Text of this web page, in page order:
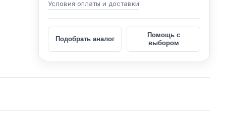
Условия оплаты и доставки
Подобрать аналог
Помощь с
выбором